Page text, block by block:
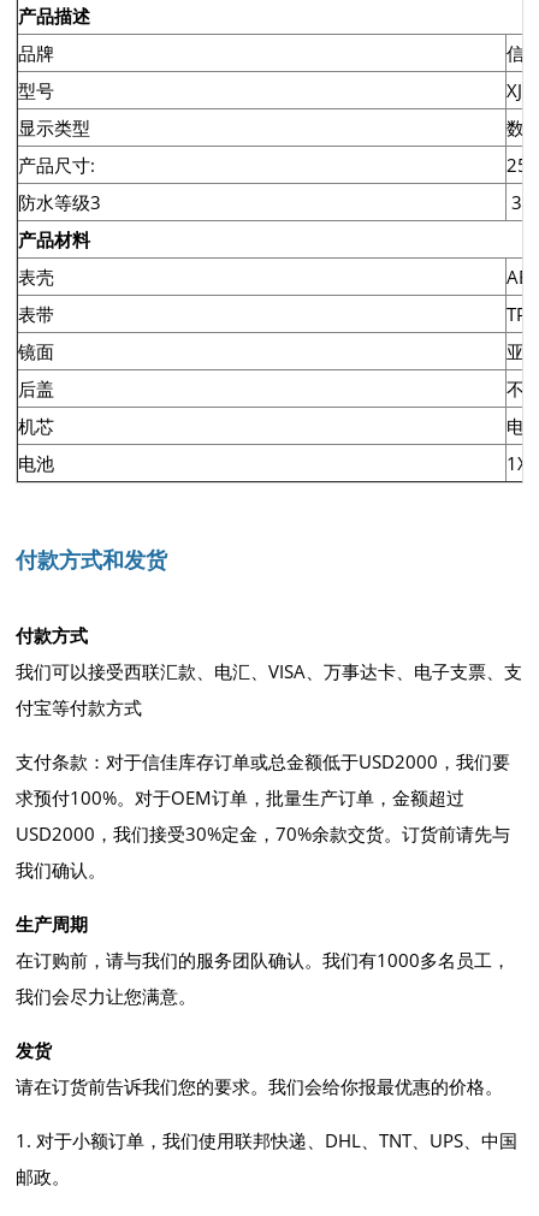
产品描述
品牌
信
型号
XJ-
显示类型
数
产品尺寸:
防水等级3
产品材料
表壳
表带
镜面
亚
后盖
不
机芯
电
电池
付款方式和发货
付款方式
我们可以接受西联汇款、电汇、VISA、万事达卡、电子支票、支
付宝等付款方式
支付条款：对于信佳库存订单或总金额低于USD2000，我们要
求预付100%。对于OEM订单，批量生产订单，金额超过
USD2000，我们接受30%定金，70%余款交货。订货前请先与
我们确认。
生产周期
在订购前，请与我们的服务团队确认。我们有1000多名员工，
我们会尽力让您满意。
发货
请在订货前告诉我们您的要求。我们会给你报最优惠的价格。
1. 对于小额订单，我们使用联邦快递、DHL、TNT、UPS、中国
邮政。